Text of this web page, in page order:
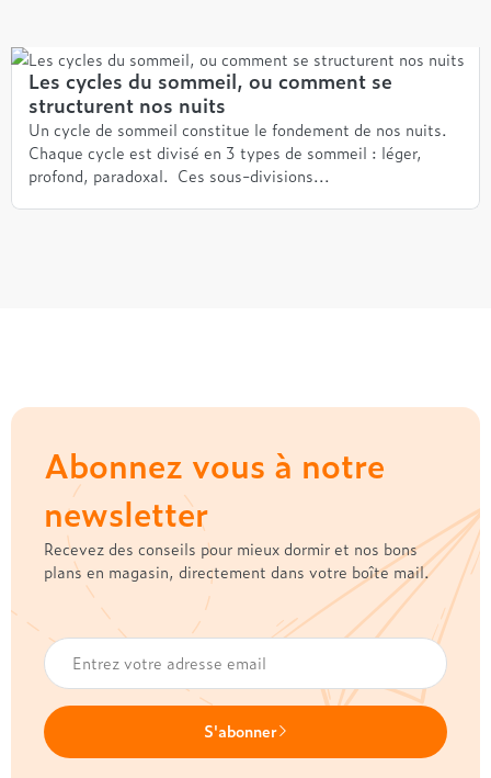
Les cycles du sommeil, ou comment se
structurent nos nuits
Un cycle de sommeil constitue le fondement de nos nuits.
Chaque cycle est divisé en 3 types de sommeil : léger,
profond, paradoxal. Ces sous-divisions...
Abonnez vous à notre
newsletter
Recevez des conseils pour mieux dormir et nos bons
plans en magasin, directement dans votre boîte mail.
S'abonner